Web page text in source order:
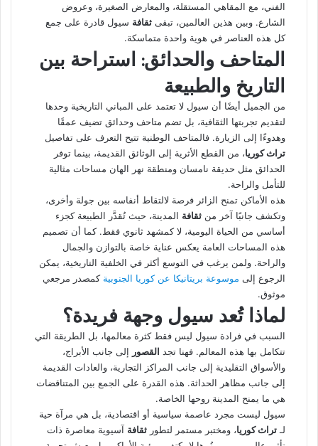
الفني، مع المقاهي المستقلة، والمعارض الصغيرة، وعروض
الشارع. وبين هذين العالمين، تبقى ثقافة سيول قادرة على جمع
كل هذه العناصر في هوية واحدة متماسكة.
المتاحف والحدائق: استراحة بين
التاريخ والطبيعة
من الجميل أيضًا أن سيول لا تعتمد على المباني التاريخية وحدها
لتقديم تجربتها الثقافية، بل تضم متاحف وحدائق تضيف عمقًا
وهدوءًا إلى الزيارة. فالمتاحف الوطنية تتيح التعرف على تفاصيل
تراث كوريا، من القطع الأثرية إلى الوثائق القديمة، بينما توفر
الحدائق مثل حديقة نامسان ومنطقة نهر الهان مساحات مثالية
للتأمل والراحة.
هذه الأماكن تمنح الزائر فرصة لالتقاط أنفاسه بين جولة وأخرى،
وتكشف جانبًا آخر من ثقافة المدينة، حيث تُقدَّر الطبيعة كجزء
أساسي من الحياة اليومية، لا كمشهد ثانوي فقط. كما أن تصميم
هذه المساحات العامة يعكس عناية خاصة بالتوازن والجمال
والراحة. ولمن يرغب في التوسع أكثر في الخلفية التاريخية، يمكن
الرجوع إلى موسوعة بريتانيكا عن كوريا الجنوبية كمصدر مرجعي
موثوق.
لماذا تُعد سيول وجهة فريدة؟
السبب في فرادة سيول ليس فقط كثرة معالمها، بل الطريقة التي
تتكامل بها هذه المعالم. فهنا تجد القصور إلى جانب الأبراج،
والأسواق التقليدية إلى جانب المراكز التجارية، والعادات القديمة
إلى جانب مظاهر الحداثة. هذه القدرة على الجمع بين المتناقضات
هي ما يمنح المدينة روحها الخاصة.
سيول ليست مجرد عاصمة سياسية أو اقتصادية، بل هي مرآة حية
لـ تراث كوريا، ومختبر مستمر لتطور ثقافة آسيوية معاصرة ذات